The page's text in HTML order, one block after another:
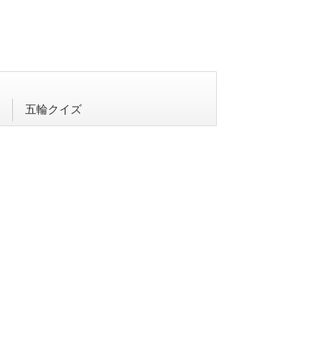
五輪クイズ